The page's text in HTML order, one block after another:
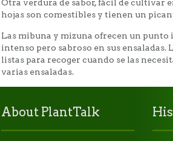
Otra verdura de sabor, fácil de cultivar
hojas son comestibles y tienen un
Las mibuna y mizuna ofrecen un punto
intenso pero sabroso en sus
listas para recoger cuando se las
varias ensaladas.
About PlantTalk